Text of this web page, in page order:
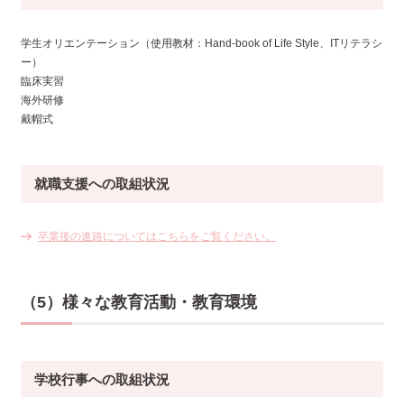
学生オリエンテーション（使用教材：Hand-book of Life Style、ITリテラシ
ー）
臨床実習
海外研修
戴帽式
就職支援への取組状況
卒業後の進路についてはこちらをご覧ください。
（5）様々な教育活動・教育環境
学校行事への取組状況